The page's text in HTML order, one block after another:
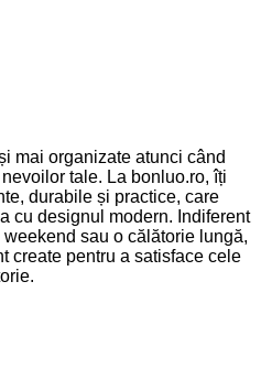
mai organizate atunci când
tale. La bonluo.ro, îți
durabile și practice, care
cu designul modern. Indiferent
sau o călătorie lungă,
create pentru a satisface cele